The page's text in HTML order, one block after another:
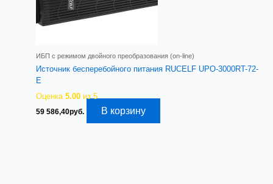
ИБП с режимом двойного преобразования (on-line)
Источник бесперебойного питания RUCELF UPO-3000RT-72-
E
Оценка5.00 из 5
59 586,40руб. В корзину